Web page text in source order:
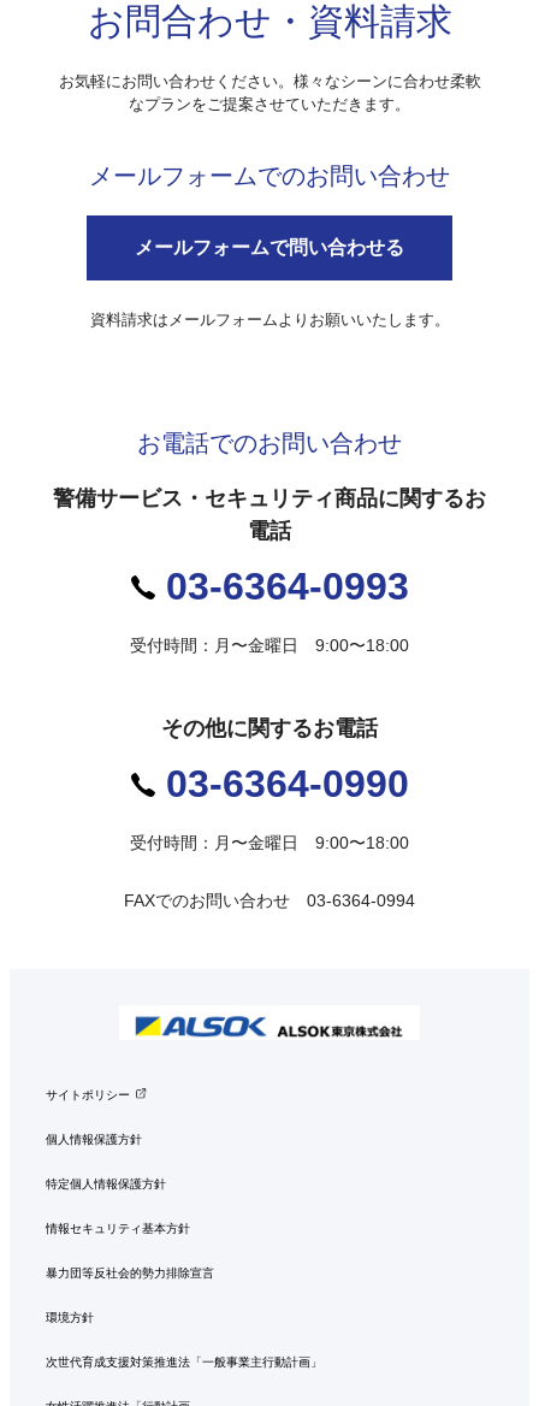
お問合わせ・資料請求
お気軽にお問い合わせください。様々なシーンに合わせ柔軟
なプランをご提案させていただきます。
メールフォームでのお問い合わせ
メールフォームで問い合わせる
資料請求はメールフォームよりお願いいたします。
お電話でのお問い合わせ
警備サービス・セキュリティ商品に関するお
電話
03-6364-0993
受付時間：月〜金曜日 9:00〜18:00
その他に関するお電話
03-6364-0990
受付時間：月〜金曜日 9:00〜18:00
FAXでのお問い合わせ 03-6364-0994
サイトポリシー
個人情報保護方針
特定個人情報保護方針
情報セキュリティ基本方針
暴力団等反社会的勢力排除宣言
環境方針
次世代育成支援対策推進法「一般事業主行動計画」